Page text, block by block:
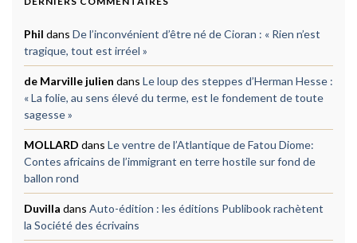
Phil dans De l’inconvénient d’être né de Cioran : « Rien n’est
tragique, tout est irréel »
de Marville julien dans Le loup des steppes d’Herman Hesse :
« La folie, au sens élevé du terme, est le fondement de toute
sagesse »
MOLLARD dans Le ventre de l’Atlantique de Fatou Diome:
Contes africains de l’immigrant en terre hostile sur fond de
ballon rond
Duvilla dans Auto-édition : les éditions Publibook rachètent
la Société des écrivains